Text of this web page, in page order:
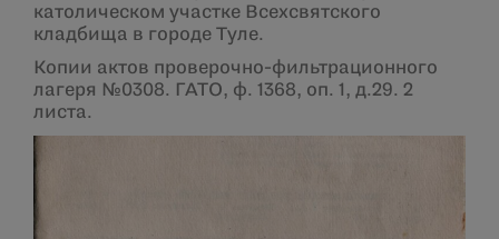
католическом участке Всехсвятского
кладбища в городе Туле.
Копии актов проверочно-фильтрационного
лагеря №0308. ГАТО, ф. 1368, оп. 1, д.29. 2
листа.